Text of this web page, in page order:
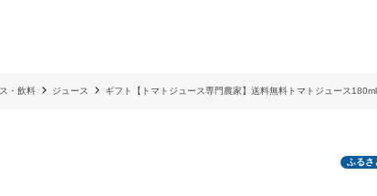
・飲料 ジュース ギフト【トマトジュース専門農家】送料無料トマトジュース
ふるさ